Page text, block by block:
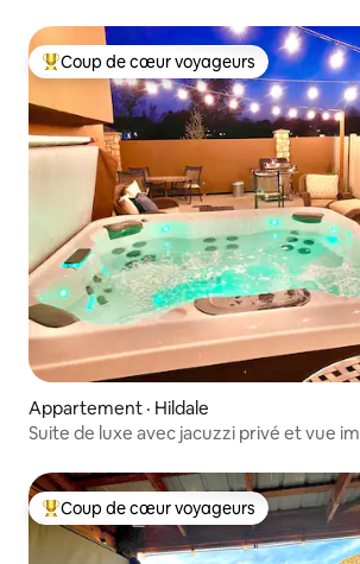
Coup de cœur voyageurs parmi les plus
Coup de cœur voyageurs
Appartement · Hildale
Suite de luxe avec jacuzzi privé et vue
Coup de cœur voyageurs parmi les plus
Coup de cœur voyageurs